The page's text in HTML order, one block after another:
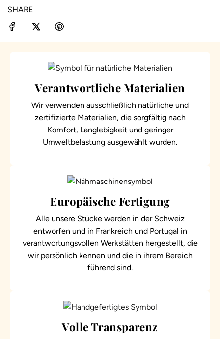
SHARE
Verantwortliche Materialien
Wir verwenden ausschließlich natürliche und
zertifizierte Materialien, die sorgfältig nach
Komfort, Langlebigkeit und geringer
Umweltbelastung ausgewählt wurden.
Europäische Fertigung
Alle unsere Stücke werden in der Schweiz
entworfen und in Frankreich und Portugal in
verantwortungsvollen Werkstätten hergestellt, die
wir persönlich kennen und die in ihrem Bereich
führend sind.
Volle Transparenz